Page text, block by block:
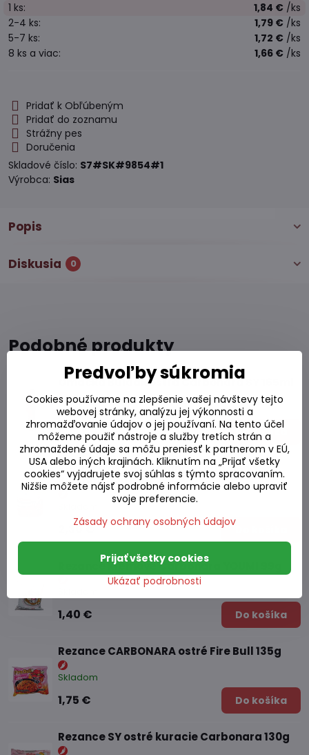
1 ks: 1,84 € /ks
2-4 ks: 1,79 € /ks
5-7 ks: 1,72 € /ks
8 ks a viac: 1,66 € /ks
Pridať k Obľúbeným
Pridať do zoznamu
Strážny pes
Doručenia
Skladové číslo: S7#SK#9854#1
Výrobca: Sias
Popis
Diskusia 0
Podobné produkty
Omáčka Buldak ostrá Carbonara SY 165ml
Skladom
5,15 € Do košíka
Rezance ostré Carbonara cup Chois
Bibimmyeon 127g
2,30 €
Rezance krémové Carbonara YOUMI 99g
1,40 € Do košíka
Rezance CARBONARA ostré Fire Bull 135g
Skladom
1,75 € Do košíka
Rezance SY ostré kuracie Carbonara 130g
Predvoľby súkromia
Cookies používame na zlepšenie vašej návštevy tejto
webovej stránky, analýzu jej výkonnosti a
zhromažďovanie údajov o jej používaní. Na tento účel
môžeme použiť nástroje a služby tretích strán a
zhromaždené údaje sa môžu preniesť k partnerom v EÚ,
USA alebo iných krajinách. Kliknutím na „Prijať všetky
cookies“ vyjadrujete svoj súhlas s týmto spracovaním.
Nižšie môžete nájsť podrobné informácie alebo upraviť
svoje preferencie.
Zásady ochrany osobných údajov
Ukázať podrobnosti
Prijať všetky cookies